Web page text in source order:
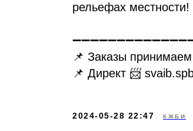
рельефах местности!
📌 Заказы
📌 Директ 📨
2024-05-28 22:47 КЖБИ